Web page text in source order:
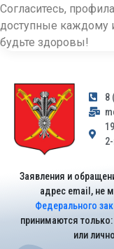
Согласитесь,
доступные каждому
будьте здоровы!
8
Заявления и
адрес email, не
Федерального
принимаются только:
или